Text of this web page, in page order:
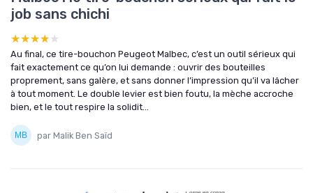
job sans chichi
★★★★★
★★★★★
Au final, ce tire-bouchon Peugeot Malbec, c’est un outil sérieux qui
fait exactement ce qu’on lui demande : ouvrir des bouteilles
proprement, sans galère, et sans donner l’impression qu’il va lâcher
à tout moment. Le double levier est bien foutu, la mèche accroche
bien, et le tout respire la solidit...
par Malik Ben Saïd